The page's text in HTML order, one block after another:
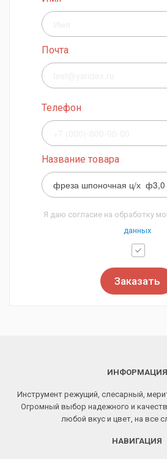
Почта
Телефон
Название товара
Я даю согласие на обработку
данных
Заказать
ИНФОРМАЦИЯ
Инструмент режущий, слесарный,
Огромный выбор надежного и
любой вкус и цвет, на все
НАВИГАЦИЯ